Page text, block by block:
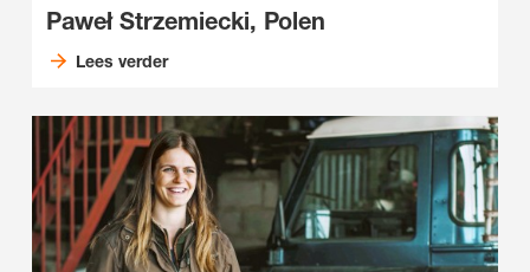
Paweł Strzemiecki, Polen
Lees verder